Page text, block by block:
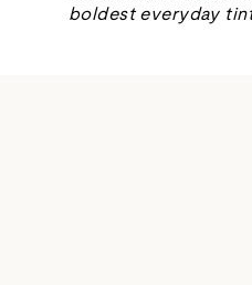
venta
boldest everyday